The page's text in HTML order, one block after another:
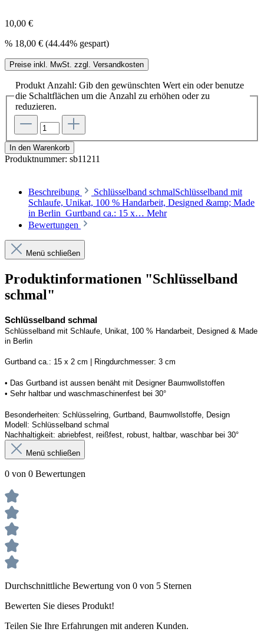
10,00 €
% 18,00 € (44.44% gespart)
Preise inkl. MwSt. zzgl. Versandkosten
Produkt Anzahl: Gib den gewünschten Wert ein oder benutze
die Schaltflächen um die Anzahl zu erhöhen oder zu
reduzieren.
In den Warenkorb
Produktnummer: sb11211
Beschreibung
Schlüsselband schmalSchlüsselband mit
Schlaufe, Unikat, 100 % Handarbeit, Designed &amp; Made
in Berlin Gurtband ca.: 15 x… Mehr
Bewertungen
Menü schließen
Produktinformationen "Schlüsselband
schmal"
Schlüsselband schmal
Schlüsselband mit Schlaufe, Unikat, 100 % Handarbeit, Designed & Made
in Berlin
Gurtband ca.: 15 x 2 cm | Ringdurchmesser: 3 cm
• Das Gurtband ist aussen benäht mit Designer Baumwollstoffen
• Sehr haltbar und waschmaschinenfest bei 30°
Besonderheiten: Schlüsselring, Gurtband, Baumwollstoffe, Design
Modell: Schlüsselband schmal
Nachhaltigkeit: abriebfest, reißfest, robust, haltbar, waschbar bei 30°
Menü schließen
0 von 0 Bewertungen
Durchschnittliche Bewertung von 0 von 5 Sternen
Bewerten Sie dieses Produkt!
Teilen Sie Ihre Erfahrungen mit anderen Kunden.